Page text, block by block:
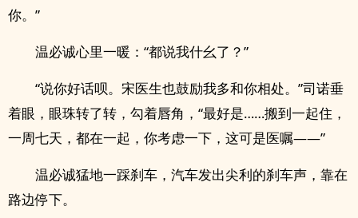
你。”
温必诚心里一暖：“都说我什幺了？”
“说你好话呗。宋医生也鼓励我多和你相处。”司诺垂
着眼，眼珠转了转，勾着唇角，“最好是……搬到一起住，
一周七天，都在一起，你考虑一下，这可是医嘱——”
温必诚猛地一踩刹车，汽车发出尖利的刹车声，靠在
路边停下。